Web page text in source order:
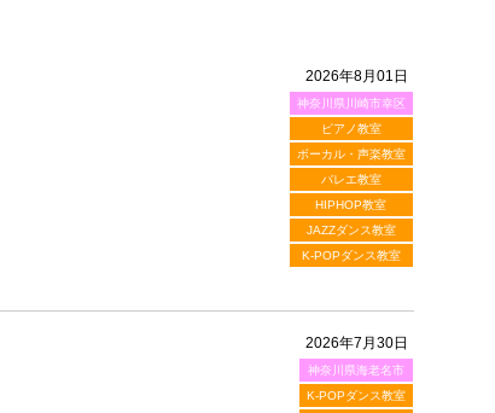
2026年8月01日
神奈川県川崎市幸区
ピアノ教室
ボーカル・声楽教室
バレエ教室
HIPHOP教室
JAZZダンス教室
K-POPダンス教室
2026年7月30日
神奈川県海老名市
K-POPダンス教室